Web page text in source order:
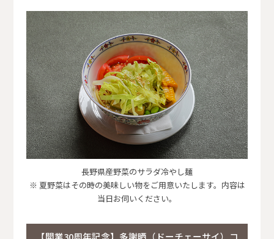
長野県産野菜のサラダ冷やし麺
※ 夏野菜はその時の美味しい物をご用意いたします。内容は
当日お伺いください。